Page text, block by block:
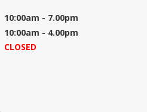
10:00am - 7.00pm
10:00am - 4.00pm
CLOSED